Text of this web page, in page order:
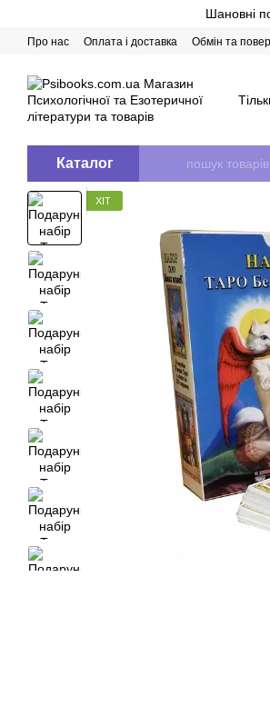
Шановні
Про нас Оплата і доставка Обмін та
Каталог
ХІТ